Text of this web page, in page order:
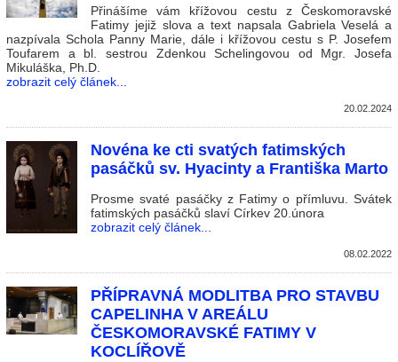
Přinášíme vám křížovou cestu z Českomoravské
Fatimy jejiž slova a text napsala Gabriela Veselá a
nazpívala Schola Panny Marie, dále i křížovou cestu s P. Josefem
Toufarem a bl. sestrou Zdenkou Schelingovou od Mgr. Josefa
Mikuláška, Ph.D.
zobrazit celý článek...
20.02.2024
Novéna ke cti svatých fatimských
pasáčků sv. Hyacinty a Františka Marto
Prosme svaté pasáčky z Fatimy o přímluvu. Svátek
fatimských pasáčků slaví Církev 20.února
zobrazit celý článek...
08.02.2022
PŘÍPRAVNÁ MODLITBA PRO STAVBU
CAPELINHA V AREÁLU
ČESKOMORAVSKÉ FATIMY V
KOCLÍŘOVĚ